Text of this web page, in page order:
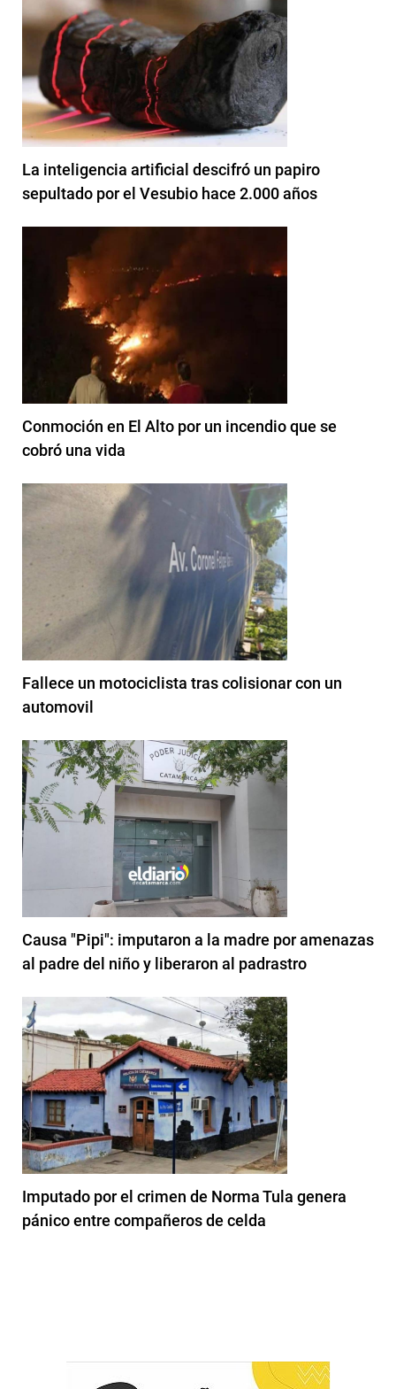
La inteligencia artificial descifró un papiro
sepultado por el Vesubio hace 2.000 años
Conmoción en El Alto por un incendio que se
cobró una vida
Fallece un motociclista tras colisionar con un
automovil
Causa "Pipi": imputaron a la madre por amenazas
al padre del niño y liberaron al padrastro
Imputado por el crimen de Norma Tula genera
pánico entre compañeros de celda